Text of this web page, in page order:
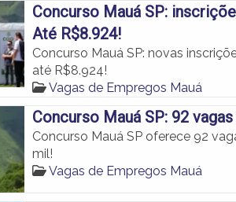
Concurso Mauá SP:
Até R$8.924!
Concurso Mauá SP: novas
até R$8.924!
Vagas de Empregos Mauá
Concurso Mauá SP: 92
Concurso Mauá SP oferece 92
mil!
Vagas de Empregos Mauá